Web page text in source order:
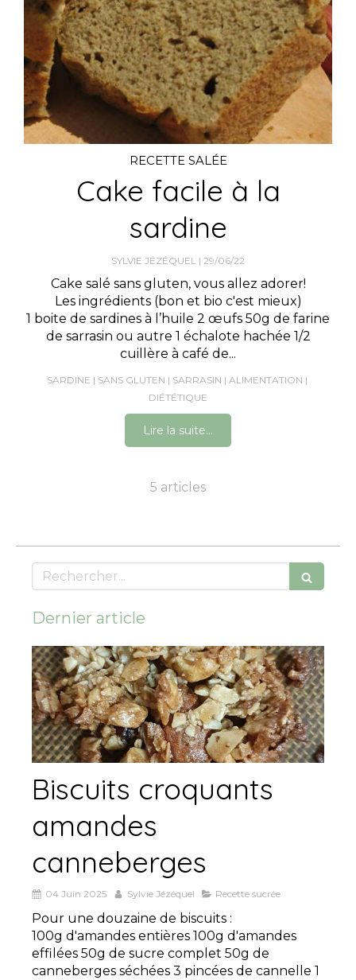
RECETTE SALÉE
Cake facile à la
sardine
SYLVIE JÉZÉQUEL 29/06/22
Cake salé sans gluten, vous allez adorer!
Les ingrédients (bon et bio c'est mieux)
1 boite de sardines à l’huile 2 œufs 50g de farine
de sarrasin ou autre 1 échalote hachée 1/2
cuillère à café de...
SARDINE SANS GLUTEN SARRASIN
ALIMENTATION
DIÉTÉTIQUE
Lire la suite...
5 articles
Rechercher
Dernier article
Biscuits croquants
amandes
canneberges
04 Juin 2025 Sylvie Jézéquel Recette sucrée
Pour une douzaine de biscuits :
100g d'amandes entières 100g d'amandes
effilées 50g de sucre complet 50g de
canneberges séchées 3 pincées de cannelle 1